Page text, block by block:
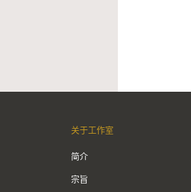
关于工作室
简介
宗旨